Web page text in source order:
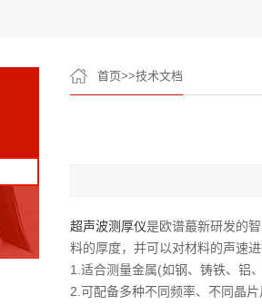
首页>>技术文档
超声波测厚仪是欧谱蕞新研发的
料的厚度，并可以对材料的声速进
1.适合测量金属(如钢、铸铁、
2.可配备多种不同频率、不同